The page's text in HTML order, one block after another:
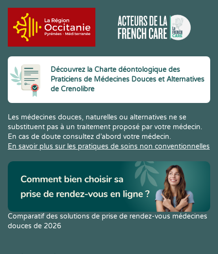
Découvrez la Charte déontologique des
Praticiens de Médecines Douces et Alternatives
de Crenolibre
Les médecines douces, naturelles ou alternatives ne se
substituent pas à un traitement proposé par votre médecin.
En cas de doute consultez d’abord votre médecin.
En savoir plus sur les pratiques de soins non conventionnelles
Comparatif des solutions de prise de rendez-vous médecines
douces de 2026